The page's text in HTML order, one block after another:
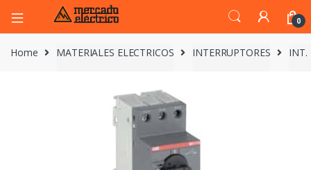
0
Home MATERIALES ELECTRICOS INTERRUPTORES INT.